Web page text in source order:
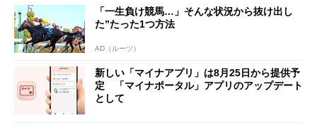
「一生負け競馬…」そんな状況から抜け出し
た”たった1つ方法
AD（ルーツ）
新しい「マイナアプリ」は8月25日から提供予
定 「マイナポータル」アプリのアップデート
として